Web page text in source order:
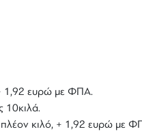
+ 1,92 ευρώ με ΦΠΑ.
10κιλά.
κιλό, + 1,92 ευρώ με